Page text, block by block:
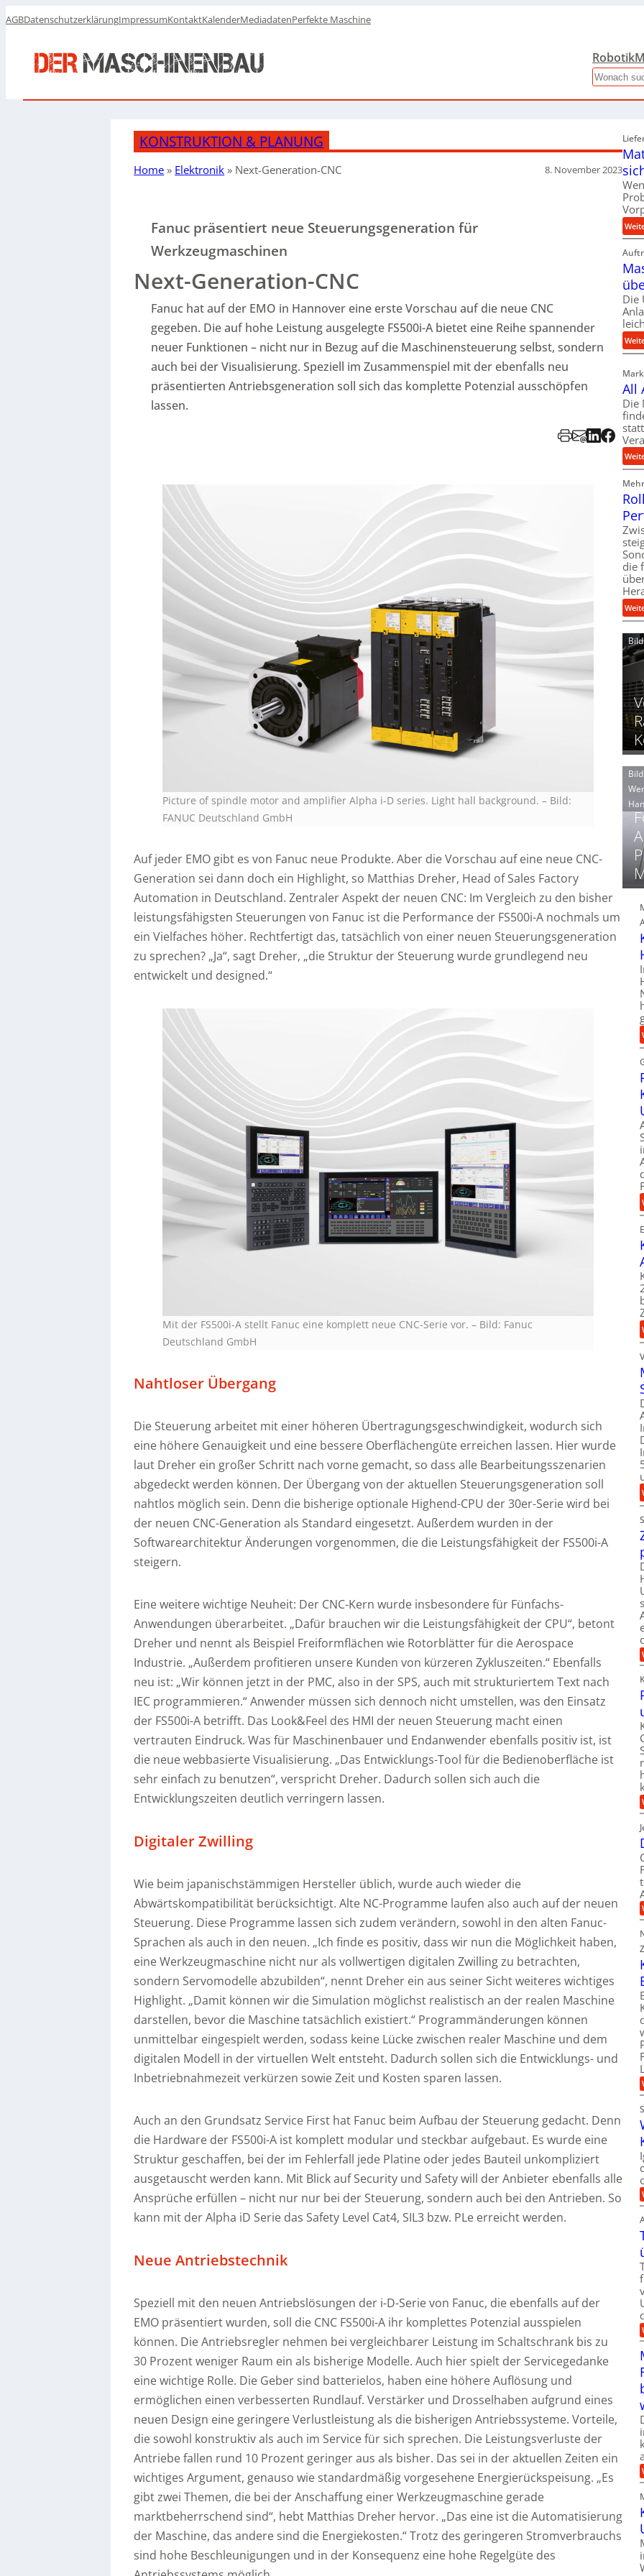
AGBDatenschutzerklärungImpressumKontaktKalenderMediadatenPerfekte Maschine
Robotik
Search
KONSTRUKTION & PLANUNG
Home » Elektronik » Next-Generation-CNC 8. November 2023
Fanuc präsentiert neue Steuerungsgeneration für
Werkzeugmaschinen
Next-Generation-CNC
Fanuc hat auf der EMO in Hannover eine erste Vorschau auf die neue CNC
gegeben. Die auf hohe Leistung ausgelegte FS500i-A bietet eine Reihe spannender
neuer Funktionen – nicht nur in Bezug auf die Maschinensteuerung selbst, sondern
auch bei der Visualisierung. Speziell im Zusammenspiel mit der ebenfalls neu
präsentierten Antriebsgeneration soll sich das komplette Potenzial ausschöpfen
lassen.
Picture of spindle motor and amplifier Alpha i-D series. Light hall background. – Bild:
FANUC Deutschland GmbH
Auf jeder EMO gibt es von Fanuc neue Produkte. Aber die Vorschau auf eine neue CNC-
Generation sei dann doch ein Highlight, so Matthias Dreher, Head of Sales Factory
Automation in Deutschland. Zentraler Aspekt der neuen CNC: Im Vergleich zu den bisher
leistungsfähigsten Steuerungen von Fanuc ist die Performance der FS500i-A nochmals um
ein Vielfaches höher. Rechtfertigt das, tatsächlich von einer neuen Steuerungsgeneration
zu sprechen? „Ja“, sagt Dreher, „die Struktur der Steuerung wurde grundlegend neu
entwickelt und designed.“
Mit der FS500i-A stellt Fanuc eine komplett neue CNC-Serie vor. – Bild: Fanuc
Deutschland GmbH
Nahtloser Übergang
Die Steuerung arbeitet mit einer höheren Übertragungsgeschwindigkeit, wodurch sich
eine höhere Genauigkeit und eine bessere Oberflächengüte erreichen lassen. Hier wurde
laut Dreher ein großer Schritt nach vorne gemacht, so dass alle Bearbeitungsszenarien
abgedeckt werden können. Der Übergang von der aktuellen Steuerungsgeneration soll
nahtlos möglich sein. Denn die bisherige optionale Highend-CPU der 30er-Serie wird bei
der neuen CNC-Generation als Standard eingesetzt. Außerdem wurden in der
Softwarearchitektur Änderungen vorgenommen, die die Leistungsfähigkeit der FS500i-A
steigern.
Eine weitere wichtige Neuheit: Der CNC-Kern wurde insbesondere für Fünfachs-
Anwendungen überarbeitet. „Dafür brauchen wir die Leistungsfähigkeit der CPU“, betont
Dreher und nennt als Beispiel Freiformflächen wie Rotorblätter für die Aerospace
Industrie. „Außerdem profitieren unsere Kunden von kürzeren Zykluszeiten.“ Ebenfalls
neu ist: „Wir können jetzt in der PMC, also in der SPS, auch mit strukturiertem Text nach
IEC programmieren.“ Anwender müssen sich dennoch nicht umstellen, was den Einsatz
der FS500i-A betrifft. Das Look&Feel des HMI der neuen Steuerung macht einen
vertrauten Eindruck. Was für Maschinenbauer und Endanwender ebenfalls positiv ist, ist
die neue webbasierte Visualisierung. „Das Entwicklungs-Tool für die Bedienoberfläche ist
sehr einfach zu benutzen“, verspricht Dreher. Dadurch sollen sich auch die
Entwicklungszeiten deutlich verringern lassen.
Digitaler Zwilling
Wie beim japanischstämmigen Hersteller üblich, wurde auch wieder die
Abwärtskompatibilität berücksichtigt. Alte NC-Programme laufen also auch auf der neuen
Steuerung. Diese Programme lassen sich zudem verändern, sowohl in den alten Fanuc-
Sprachen als auch in den neuen. „Ich finde es positiv, dass wir nun die Möglichkeit haben,
eine Werkzeugmaschine nicht nur als vollwertigen digitalen Zwilling zu betrachten,
sondern Servomodelle abzubilden“, nennt Dreher ein aus seiner Sicht weiteres wichtiges
Highlight. „Damit können wir die Simulation möglichst realistisch an der realen Maschine
darstellen, bevor die Maschine tatsächlich existiert.“ Programmänderungen können
unmittelbar eingespielt werden, sodass keine Lücke zwischen realer Maschine und dem
digitalen Modell in der virtuellen Welt entsteht. Dadurch sollen sich die Entwicklungs- und
Inbetriebnahmezeit verkürzen sowie Zeit und Kosten sparen lassen.
Auch an den Grundsatz Service First hat Fanuc beim Aufbau der Steuerung gedacht. Denn
die Hardware der FS500i-A ist komplett modular und steckbar aufgebaut. Es wurde eine
Struktur geschaffen, bei der im Fehlerfall jede Platine oder jedes Bauteil unkompliziert
ausgetauscht werden kann. Mit Blick auf Security und Safety will der Anbieter ebenfalls alle
Ansprüche erfüllen – nicht nur nur bei der Steuerung, sondern auch bei den Antrieben. So
kann mit der Alpha iD Serie das Safety Level Cat4, SIL3 bzw. PLe erreicht werden.
Neue Antriebstechnik
Speziell mit den neuen Antriebslösungen der i-D-Serie von Fanuc, die ebenfalls auf der
EMO präsentiert wurden, soll die CNC FS500i-A ihr komplettes Potenzial ausspielen
können. Die Antriebsregler nehmen bei vergleichbarer Leistung im Schaltschrank bis zu
30 Prozent weniger Raum ein als bisherige Modelle. Auch hier spielt der Servicegedanke
eine wichtige Rolle. Die Geber sind batterielos, haben eine höhere Auflösung und
ermöglichen einen verbesserten Rundlauf. Verstärker und Drosselhaben aufgrund eines
neuen Design eine geringere Verlustleistung als die bisherigen Antriebssysteme. Vorteile,
die sowohl konstruktiv als auch im Service für sich sprechen. Die Leistungsverluste der
Antriebe fallen rund 10 Prozent geringer aus als bisher. Das sei in der aktuellen Zeiten ein
wichtiges Argument, genauso wie standardmäßig vorgesehene Energierückspeisung. „Es
gibt zwei Themen, die bei der Anschaffung einer Werkzeugmaschine gerade
marktbeherrschend sind“, hebt Matthias Dreher hervor. „Das eine ist die Automatisierung
der Maschine, das andere sind die Energiekosten.“ Trotz des geringeren Stromverbrauchs
sind hohe Beschleunigungen und in der Konsequenz eine hohe Regelgüte des
Die
All
Die
die